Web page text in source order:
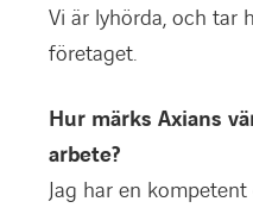
Vi är lyhörda, och tar
företaget.
Hur märks Axians
arbete?
Jag har en